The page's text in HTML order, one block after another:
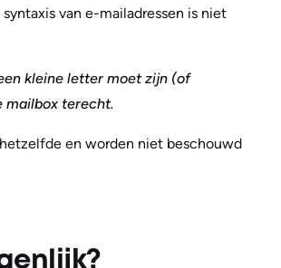
van e-mailadressen is niet
kleine letter moet zijn (of
mailbox terecht.
en worden niet beschouwd